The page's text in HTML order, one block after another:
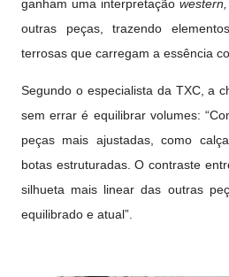
ganham uma interpretação western,
outras peças, trazendo
terrosas que carregam a essência
Segundo o especialista da TXC, a
sem errar é equilibrar volumes:
peças mais ajustadas, como
botas estruturadas. O contraste
silhueta mais linear das outras
equilibrado e atual”.